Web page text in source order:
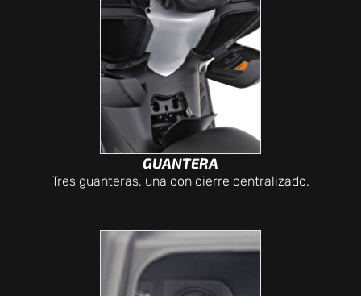
GUANTERA
Tres guanteras, una con cierre centralizado.